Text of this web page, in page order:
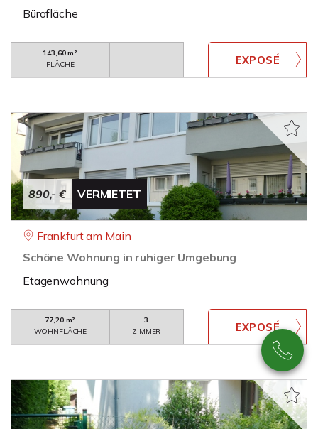
Bürofläche
143,60 m²
FLÄCHE
890,- € VERMIETET
Frankfurt am Main
Schöne Wohnung in ruhiger Umgebung
Etagenwohnung
77,20 m²
WOHNFLÄCHE
3
ZIMMER